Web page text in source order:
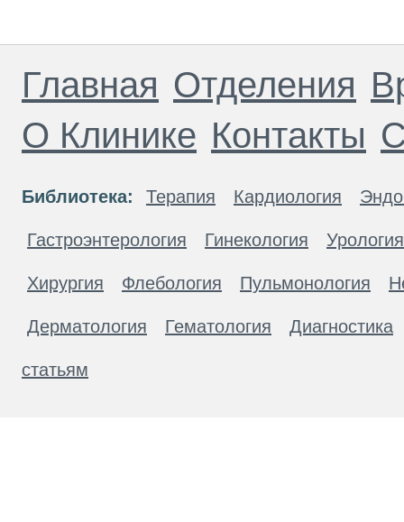
Главная Отделения
О Клинике Контакты
Библиотека: Терапия Кардиология
Гастроэнтерология Гинекология Урология
Хирургия Флебология Пульмонология
Дерматология Гематология Диагностика
статьям